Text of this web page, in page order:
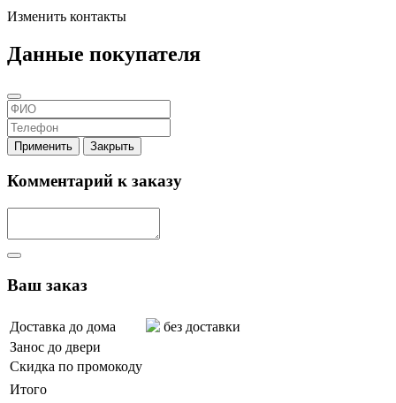
Изменить контакты
Данные покупателя
Применить Закрыть
Комментарий к заказу
Ваш заказ
Доставка до дома
без доставки
Занос до двери
Скидка по промокоду
Итого